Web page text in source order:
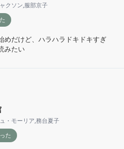
クソン,服部京子
めだけど、ハラハラドキドキすぎ
みたい
・モーリア,務台夏子
た